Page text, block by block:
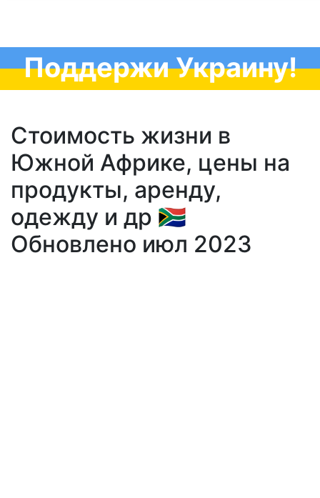
Поддержи Украину!
Стоимость жизни в
Южной Африке, цены на
продукты, аренду,
одежду и др 🇿🇦
Обновлено июл 2023